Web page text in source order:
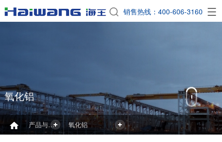
销售热线：400-606-3160
EN 
氧化铝
产品与应用 氧化铝